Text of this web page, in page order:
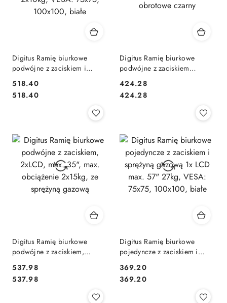
Digitus Ramię biurkowe
podwójne z zaciskiem i
LCD max. 35" obciążenie
2x10kg, VESA: 75x75,
Cena:
518.40
Cena:
518.40
Digitus Ramię biurkowe
podwójne z zaciskiem
max. 2x 9kg uchylno-
obrotowe czarny
Cena:
424.28
Cena:
424.28
Digitus Ramię biurkowe
podwójne z zaciskiem,
obciążenie 2x15kg, ze
sprężyną gazową
Cena:
537.98
Cena:
537.98
Digitus Ramię biurkowe
pojedyncze z zaciskiem i
57" 27kg, VESA: 75x75,
100x100, białe
Cena:
369.20
Cena:
369.20